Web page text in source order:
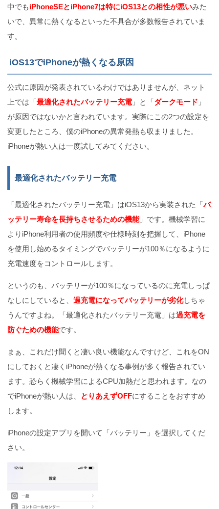
中でもiPhoneSEとiPhone7は特にiOS13との相性が悪いみた
いで、異常に熱くなるといった不具合が多数報告されていま
す。
iOS13でiPhoneが熱くなる原因
公式に原因が発表されているわけではありませんが、ネット
上では「最適化されたバッテリー充電」と「ダークモード 」
が原因ではないかと言われています。実際にこの2つの設定を
変更したところ、僕のiPhoneの異常発熱も収まりました。
iPhoneが熱い人は一度試してみてください。
最適化されたバッテリー充電
「最適化されたバッテリー充電」はiOS13から実装された「バ
ッテリー寿命を長持ちさせるための機能」です。機械学習に
よりiPhone利用者の使用頻度や仕様時刻を把握して、iPhone
を使用し始めるタイミングでバッテリーが100％になるように
充電速度をコントロールします。
というのも、バッテリーが100％になっているのに充電しっぱ
なしにしていると、 過充電になってバッテリーが劣化しちゃ
うんですよね。「最適化されたバッテリー充電」は過充電を
防ぐための機能です。
まぁ、これだけ聞くと凄い良い機能なんですけど、これをON
にしておくと凄くiPhoneが熱くなる事例が多く報告されてい
ます。恐らく機械学習によるCPU加熱だと思われます。なの
でiPhoneが熱い人は、
とりあえずOFFにすることをおすすめ
します。
iPhoneの設定アプリを開いて「バッテリー」を選択してくだ
さい。